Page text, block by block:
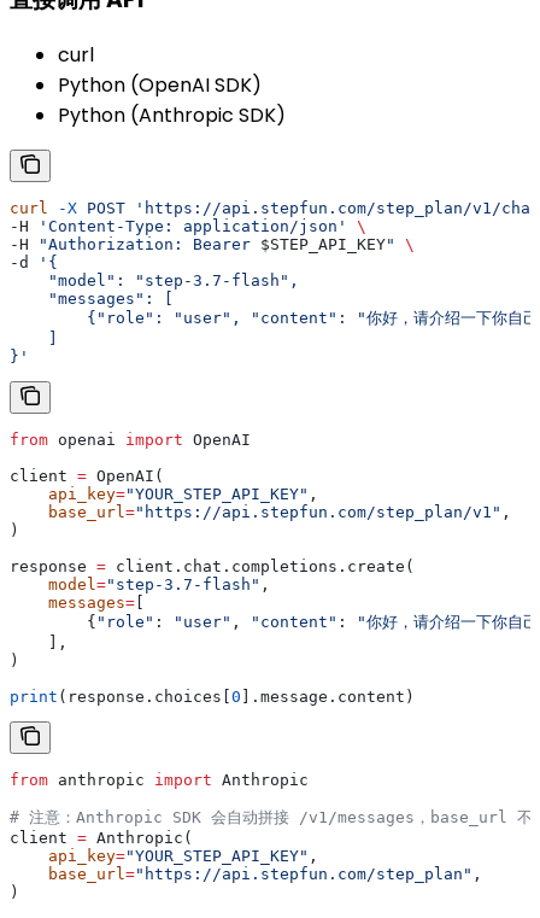
curl
Python (OpenAI SDK)
Python (Anthropic SDK)
curl -X POST 'https://api.stepfun.com/step_plan/v1/
-H
'Content-Type: application/json'
\
-H
"Authorization: Bearer $STEP_API_KEY"
\
-d
'{
    "model": "step-3.7-flash",
    "messages": [
{"role": "user", "content": "你好，请介绍一下你自
}'
from openai import OpenAI
client = OpenAI(
    api_key
="YOUR_STEP_API_KEY" ,
    base_url
="https://api.stepfun.com/step_plan/v1" ,
)
response = client.chat.completions.create(
    model
="step-3.7-flash" ,
    messages
=
        {
"role" : "user" , "content" :
"你好，请介绍一下你自
    ],
)
print (response.choices[ 0 ].message.content)
from anthropic import Anthropic
# 注意：Anthropic SDK 会自动拼接 /v1/messages，base_url
client = Anthropic(
    api_key
="YOUR_STEP_API_KEY" ,
    base_url
="https://api.stepfun.com/step_plan" ,
)